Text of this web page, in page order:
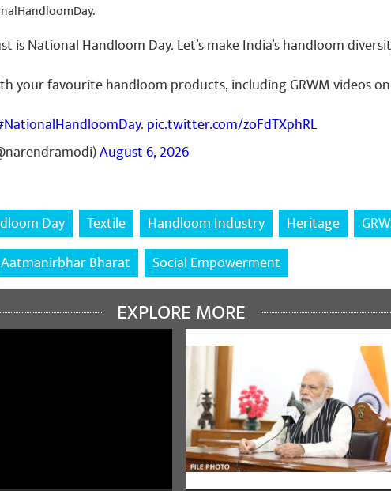
is National Handloom Day. Let’s make India’s handloom
your favourite handloom products, including GRWM videos
. pic.twitter.com/zoFdTXphRL
August 6, 2026
Day Textile Handloom Industry Heritage
Aatmanirbhar Bharat Social Empowerment
EXPLORE MORE